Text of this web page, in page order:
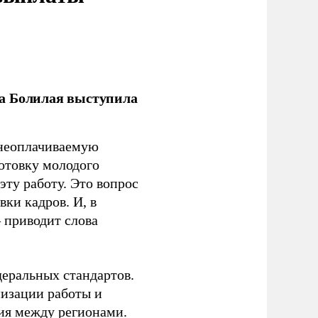
Болилая выступила
молодого
работу. Это вопрос
кадров. И, в
слова
стандартов.
работы и
между регионами.